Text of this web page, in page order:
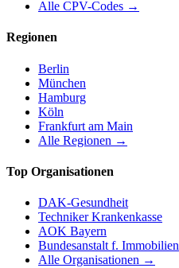
Alle CPV-Codes →
Regionen
Berlin
München
Hamburg
Köln
Frankfurt am Main
Alle Regionen →
Top Organisationen
DAK-Gesundheit
Techniker Krankenkasse
AOK Bayern
Bundesanstalt f. Immobilien
Alle Organisationen →